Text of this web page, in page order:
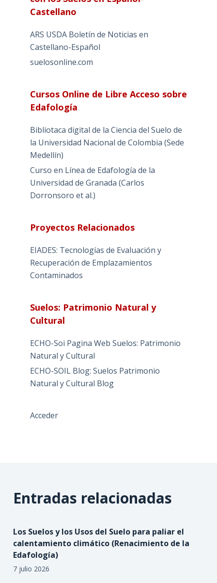
Castellano
ARS USDA Boletín de Noticias en
Castellano-Español
suelosonline.com
Cursos Online de Libre Acceso sobre
Edafología
Bibliotaca digital de la Ciencia del Suelo de
la Universidad Nacional de Colombia (Sede
Medellín)
Curso en Línea de Edafología de la
Universidad de Granada (Carlos
Dorronsoro et al.)
Proyectos Relacionados
EIADES: Tecnologías de Evaluación y
Recuperación de Emplazamientos
Contaminados
Suelos: Patrimonio Natural y
Cultural
ECHO-Soi Pagina Web Suelos: Patrimonio
Natural y Cultural
ECHO-SOIL Blog: Suelos Patrimonio
Natural y Cultural Blog
Acceder
Entradas relacionadas
Los Suelos y los Usos del Suelo para paliar el
calentamiento climático (Renacimiento de la
Edafología)
7 julio 2026